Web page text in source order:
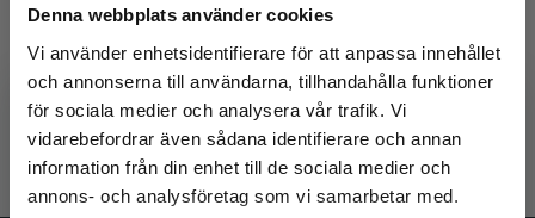
Denna webbplats använder cookies
Vi använder enhetsidentifierare för att anpassa innehållet
och annonserna till användarna, tillhandahålla funktioner
för sociala medier och analysera vår trafik. Vi
vidarebefordrar även sådana identifierare och annan
information från din enhet till de sociala medier och
annons- och analysföretag som vi samarbetar med.
Begränsad fraktregion
Kardiologisk omvårdnad
Fridlund, Bengt m.fl. (red.)
363 krinkl. moms
Exkl. moms: 342 kr